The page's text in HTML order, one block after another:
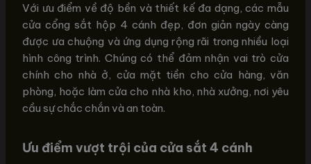
Với ưu điểm về độ bền và thiết kế đa dạng, các mẫu
cửa cổng sắt hộp 4 cánh đẹp, đơn giản ngày càng
được ưa chuộng và ứng dụng rộng rãi trong nhiều loại
hình công trình. Chúng có thể đảm nhận vai trò cửa
chính cho nhà ở, cửa mặt tiền cho cửa hàng, văn
phòng, hoặc làm cửa cho nhà kho, nhà xưởng, nơi yêu
cầu sự chắc chắn và an toàn.
Ưu điểm vượt trội của cửa sắt 4 cánh